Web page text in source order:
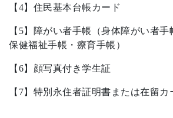
【4】住民基本台帳カード
【5】障がい者手帳（身体障がい者
保健福祉手帳・療育手帳）
【6】顔写真付き学生証
【7】特別永住者証明書または在留カ